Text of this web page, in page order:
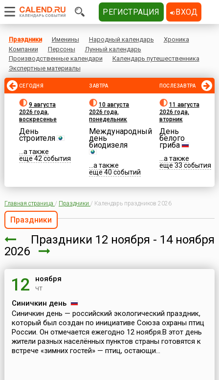
Праздники Именины Народный календарь
Хроника
Компании
Персоны
Лунный календарь
Производственные календари
Календарь путешественника
Экспертные материалы
СЕГОДНЯ
9 августа
2026 года,
воскресенье
День
строителя
...а также
еще 42 события
ЗАВТРА
10 августа
2026 года,
понедельник
Международный
день
биодизеля
...а также
еще 40 событий
ПОСЛЕЗАВТРА
11 августа
2026 года,
вторник
День
белого
гриба
...а также
еще 33 события
Главная страница / Праздники / Календарь праздников 2026
Праздники
Праздники 12 ноября - 14 ноября
2026
12 ноября
чт
Синичкин день
Синичкин день — российский экологический праздник,
который был создан по инициативе Союза охраны птиц
России. Он отмечается ежегодно 12 ноября.В этот день
жители разных населённых пунктов страны готовятся к
встрече «зимних гостей» — птиц, остающи...
РЕГИСТРАЦИЯ ВХОД